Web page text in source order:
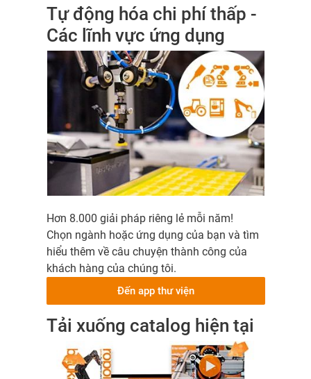
Tự động hóa chi phí thấp -
Các lĩnh vực ứng dụng
Hơn 8.000 giải pháp riêng lẻ mỗi năm!
Chọn ngành hoặc ứng dụng của bạn và tìm
hiểu thêm về câu chuyện thành công của
khách hàng của chúng tôi.
Đến app thư viện
Tải xuống catalog hiện tại